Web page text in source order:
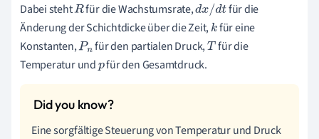
Dabei stehtR für die Wachstumsrate,dx/dt für die
Änderung der Schichtdicke über die Zeit,kfür eine
Konstanten,Pn für den partialen Druck,T für die
Temperatur undpfür den Gesamtdruck.
Eine sorgfältige Steuerung von Temperatur und Druck